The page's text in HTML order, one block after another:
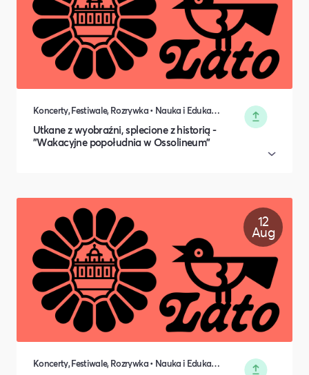
Koncerty, Festiwale, Rozrywka • Nauka i Edukacja • Rodzina i relacje międzyludzkie • Rozwój osobisty • Kultura i Sztuka
Utkane z wyobraźni, splecione z historią -
"Wakacyjne popołudnia w Ossolineum​"
12
Aug
Koncerty, Festiwale, Rozrywka • Nauka i Edukacja • Rodzina i relacje międzyludzkie • Rozwój osobisty • Kultura i Sztuka